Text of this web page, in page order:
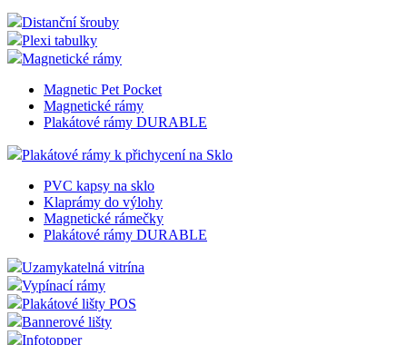
Distanční šrouby
Plexi tabulky
Magnetické rámy
Magnetic Pet Pocket
Magnetické rámy
Plakátové rámy DURABLE
Plakátové rámy k přichycení na Sklo
PVC kapsy na sklo
Klaprámy do výlohy
Magnetické rámečky
Plakátové rámy DURABLE
Uzamykatelná vitrína
Vypínací rámy
Plakátové lišty POS
Bannerové lišty
Infotopper